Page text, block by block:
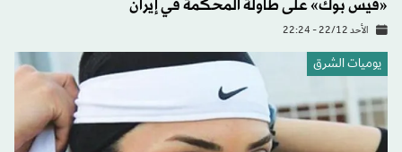
«فيس بوك» على طاولة المحكمة في إيران
الأحد 22/12 - 22:24
يوميات الشرق